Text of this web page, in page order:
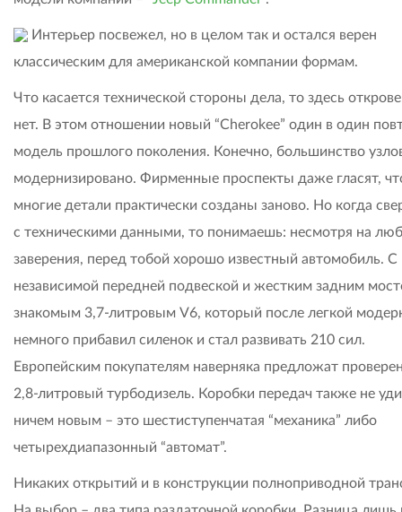
Интерьер посвежел, но в целом так и остался верен
классическим для американской компании формам.
Что касается технической стороны дела, то здесь
нет. В этом отношении новый “Cherokee” один в один
модель прошлого поколения. Конечно, большинство
модернизировано. Фирменные проспекты даже гласят,
многие детали практически созданы заново. Но когда
с техническими данными, то понимаешь: несмотря на
заверения, перед тобой хорошо известный автомобиль. С
независимой передней подвеской и жестким задним
знакомым 3,7-литровым V6, который после легкой
немного прибавил силенок и стал развивать 210 сил.
Европейским покупателям наверняка предложат
2,8-литровый турбодизель. Коробки передач также не
ничем новым – это шестиступенчатая “механика” либо
четырехдиапазонный “автомат”.
Никаких открытий и в конструкции полноприводной